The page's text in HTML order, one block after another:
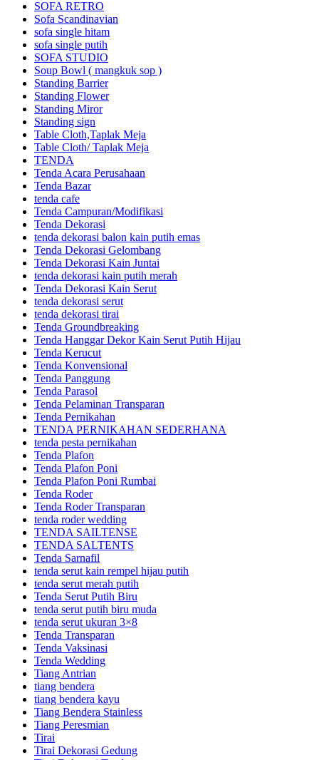
SOFA RETRO
Sofa Scandinavian
sofa single hitam
sofa single putih
SOFA STUDIO
Soup Bowl ( mangkuk sop )
Standing Barrier
Standing Flower
Standing Miror
Standing sign
Table Cloth,Taplak Meja
Table Cloth/ Taplak Meja
TENDA
Tenda Acara Perusahaan
Tenda Bazar
tenda cafe
Tenda Campuran/Modifikasi
Tenda Dekorasi
tenda dekorasi balon kain putih emas
Tenda Dekorasi Gelombang
Tenda Dekorasi Kain Juntai
tenda dekorasi kain putih merah
Tenda Dekorasi Kain Serut
tenda dekorasi serut
tenda dekorasi tirai
Tenda Groundbreaking
Tenda Hanggar Dekor Kain Serut Putih Hijau
Tenda Kerucut
Tenda Konvensional
Tenda Panggung
Tenda Parasol
Tenda Pelaminan Transparan
Tenda Pernikahan
TENDA PERNIKAHAN SEDERHANA
tenda pesta pernikahan
Tenda Plafon
Tenda Plafon Poni
Tenda Plafon Poni Rumbai
Tenda Roder
Tenda Roder Transparan
tenda roder wedding
TENDA SAILTENSE
TENDA SALTENTS
Tenda Sarnafil
tenda serut kain rempel hijau putih
tenda serut merah putih
Tenda Serut Putih Biru
tenda serut putih biru muda
tenda serut ukuran 3×8
Tenda Transparan
Tenda Vaksinasi
Tenda Wedding
Tiang Antrian
tiang bendera
tiang bendera kayu
Tiang Bendera Stainless
Tiang Peresmian
Tirai
Tirai Dekorasi Gedung